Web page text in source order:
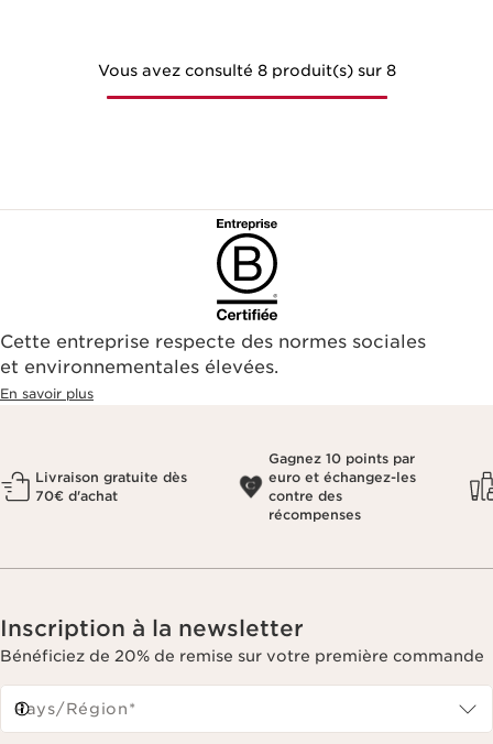
Vous avez consulté 8 produit(s) sur 8
Cette entreprise respecte des normes sociales
et environnementales élevées.
En savoir plus
Livraison gratuite dès
70€ d'achat
Gagnez 10 points par
euro et échangez-les
contre des
récompenses
Inscription à la newsletter
Bénéficiez de 20% de remise sur votre première commande
Pays/Région*